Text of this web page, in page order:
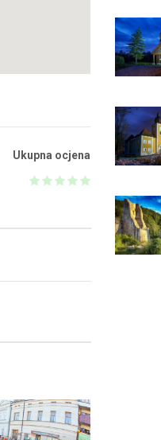
Ukupna ocjena